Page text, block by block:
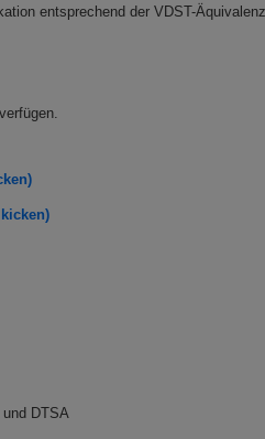
entsprechend der VDST-
DTSA